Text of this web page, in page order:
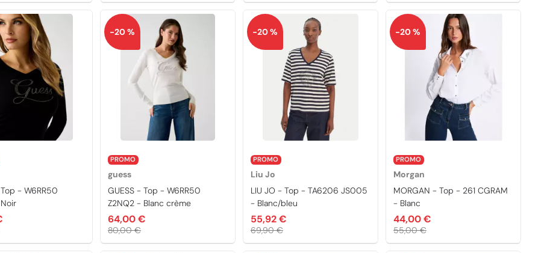
- W6RR50
PROMO
guess
GUESS - Top - W6RR50
Z2NQ2 - Blanc crème
64,00 €
80,00 €
-20 %
PROMO
Liu Jo
LIU JO - Top - TA6206 JS005
- Blanc/bleu
55,92 €
69,90 €
-20 %
PROMO
Morgan
MORGAN - Top - 261 CGRAM
- Blanc
44,00 €
55,00 €
-20 %